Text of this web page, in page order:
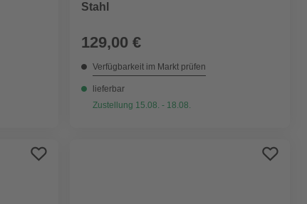
Stahl
129,00 €
Verfügbarkeit im Markt prüfen
lieferbar
Zustellung 15.08. - 18.08.